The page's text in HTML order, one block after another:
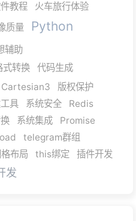
教程 火车旅行体验
质量 Python
辅助
式转换
代码生成
Cartesian3
版权保护
具 系统安全
Redis
系统集成
Promise
telegram群组
格布局 this绑定
插件开发
发